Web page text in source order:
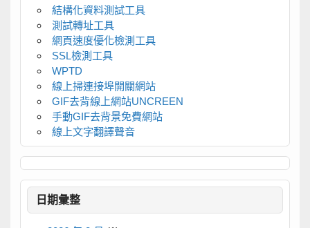
結構化資料測試工具
測試轉址工具
網頁速度優化檢測工具
SSL檢測工具
WPTD
線上掃連接埠開關網站
GIF去背線上網站UNCREEN
手動GIF去背景免費網站
線上文字翻譯聲音
日期彙整